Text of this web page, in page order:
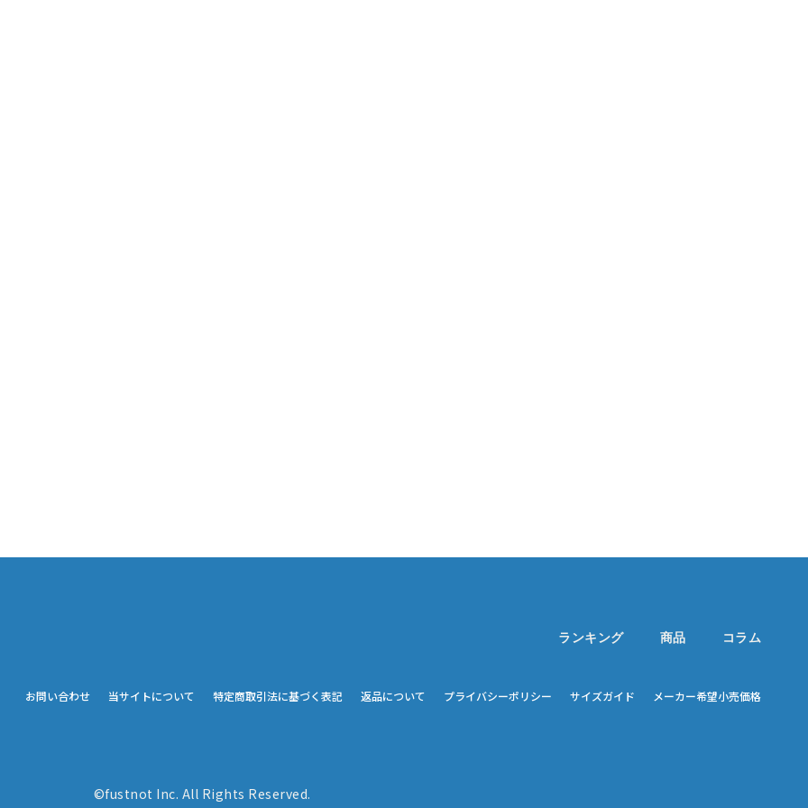
ランキング 商品 コラム
お問い合わせ 当サイトについて 特定商取引法に基づく表記 返品について プライバシーポリシー サイズガイド メーカー希望小売価格
©fustnot Inc. All Rights Reserved.